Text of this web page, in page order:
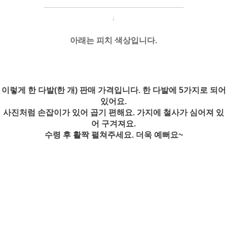
─────────────────────────
↓
아래는 피치 색상입니다.
이렇게 한 다발(한 개) 판매 가격입니다. 한 다발에 5가지로 되어
있어요.
사진처럼 손잡이가 있어 곱기 편해요. 가지에 철사가 심어져 있
어 구겨져요.
수령 후 활짝 펼쳐주세요. 더욱 예뻐요~